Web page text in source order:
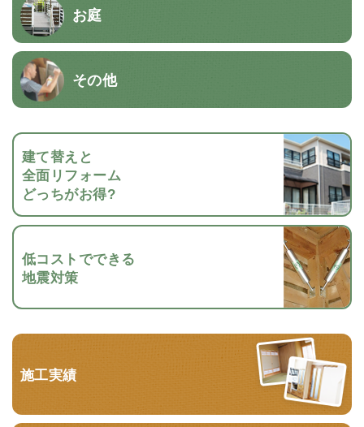
お庭
その他
建て替えと
全面リフォーム
どっちがお得?
低コストでできる
地震対策
施工実績